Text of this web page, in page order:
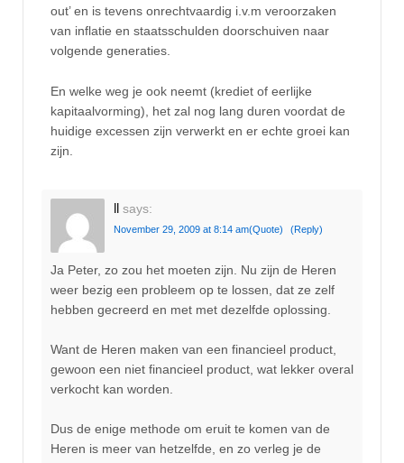
out’ en is tevens onrechtvaardig i.v.m veroorzaken
van inflatie en staatsschulden doorschuiven naar
volgende generaties.
En welke weg je ook neemt (krediet of eerlijke
kapitaalvorming), het zal nog lang duren voordat de
huidige excessen zijn verwerkt en er echte groei kan
zijn.
ll says:
November 29, 2009 at 8:14 am(Quote) (Reply)
Ja Peter, zo zou het moeten zijn. Nu zijn de Heren
weer bezig een probleem op te lossen, dat ze zelf
hebben gecreerd en met met dezelfde oplossing.
Want de Heren maken van een financieel product,
gewoon een niet financieel product, wat lekker overal
verkocht kan worden.
Dus de enige methode om eruit te komen van de
Heren is meer van hetzelfde, en zo verleg je de